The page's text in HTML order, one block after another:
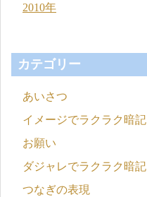
2010年
カテゴリー
あいさつ
イメージでラクラク暗記
お願い
ダジャレでラクラク暗記
つなぎの表現